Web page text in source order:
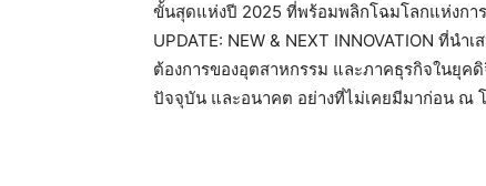
ขั้นสุดแห่งปี 2025 ที่พร้อมพลิกโฉมโลกแห่งการ
UPDATE: NEW & NEXT INNOVATION ที่
ต้องการของอุตสาหกรรม และภาคธุรกิจในยุค
ปัจจุบัน และอนาคต อย่างที่ไม่เคยมีมาก่อน ณ